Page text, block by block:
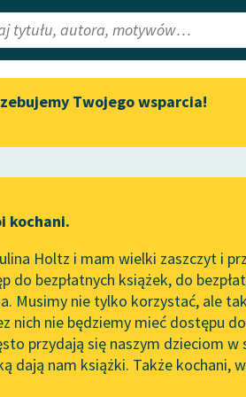
Lektury
redakcyjne
Aktualności
„Prokurator Alicja
literatury
Spotkanie z
w Oslo
102. lata temu zmarł
Conrad
Twojego wsparcia!
kochani.
Holtz i mam wielki zaszczyt i
do bezpłatnych książek, do
Musimy nie tylko korzystać, ale
nich nie będziemy mieć dostępu
przydają się naszym dzieciom
dają nam książki. Także kochani,